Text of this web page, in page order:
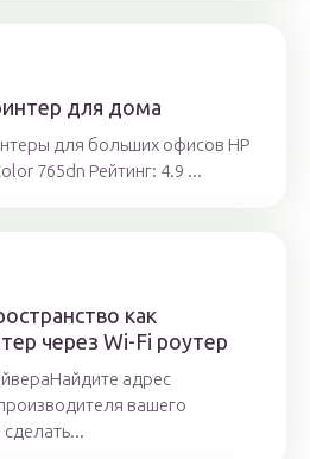
для дома
для больших офисов HP
765dn Рейтинг: 4.9 ...
как
через Wi-Fi роутер
адрес
вашего